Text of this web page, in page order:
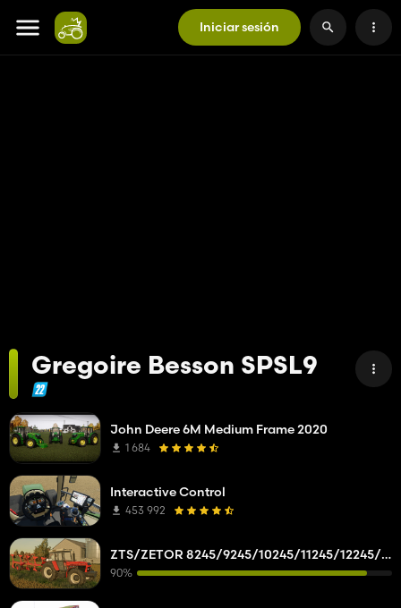
Iniciar sesión
Gregoire Besson SPSL9
John Deere 6M Medium Frame 2020
1 684
Interactive Control
453 992
ZTS/ZETOR 8245/9245/10245/11245/12245/14245/16245
90%